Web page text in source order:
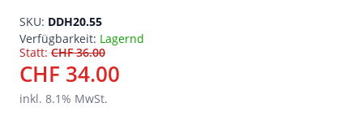
SKU: DDH20.55
Verfügbarkeit: Lagernd
Statt: CHF 36.00
CHF 34.00
inkl. 8.1% MwSt.